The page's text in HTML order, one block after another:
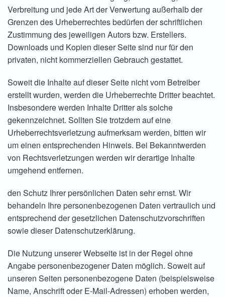
Verbreitung und jede Art der Verwertung außerhalb der
Grenzen des Urheberrechtes bedürfen der schriftlichen
Zustimmung des jeweiligen Autors bzw. Erstellers.
Downloads und Kopien dieser Seite sind nur für den
privaten, nicht kommerziellen Gebrauch gestattet.
Soweit die Inhalte auf dieser Seite nicht vom Betreiber
erstellt wurden, werden die Urheberrechte Dritter beachtet.
Insbesondere werden Inhalte Dritter als solche
gekennzeichnet. Sollten Sie trotzdem auf eine
Urheberrechtsverletzung aufmerksam werden, bitten wir
um einen entsprechenden Hinweis. Bei Bekanntwerden
von Rechtsverletzungen werden wir derartige Inhalte
umgehend entfernen.
den Schutz Ihrer persönlichen Daten sehr ernst. Wir
behandeln Ihre personenbezogenen Daten vertraulich und
entsprechend der gesetzlichen Datenschutzvorschriften
sowie dieser Datenschutzerklärung.
Die Nutzung unserer Webseite ist in der Regel ohne
Angabe personenbezogener Daten möglich. Soweit auf
unseren Seiten personenbezogene Daten (beispielsweise
Name, Anschrift oder E-Mail-Adressen) erhoben werden,